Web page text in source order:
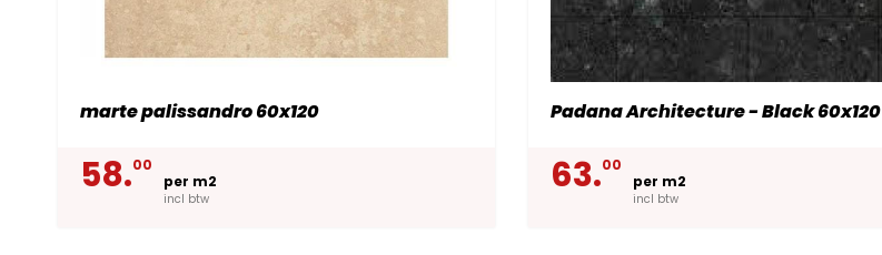
marte palissandro 60x120
58.00
per m2
incl btw
Padana Architecture - Black 60x120
63.00
per m2
incl btw